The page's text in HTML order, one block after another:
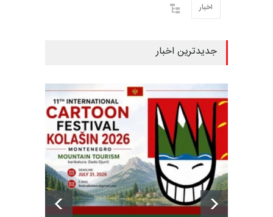
اخبار
جدیدترین اخبار